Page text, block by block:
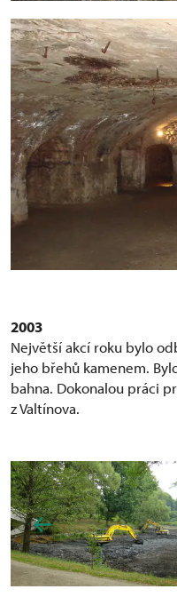
2003
Největší akcí roku bylo
jeho břehů kamenem.
bahna. Dokonalou práci
z Valtínova.